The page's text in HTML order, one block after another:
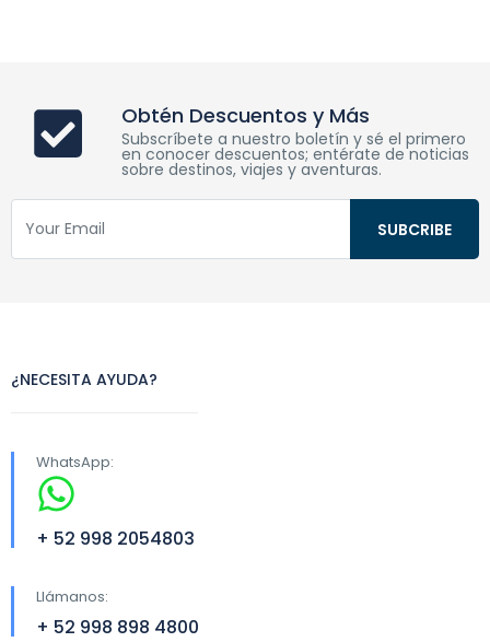
Obtén Descuentos y Más
Subscríbete a nuestro boletín y sé el primero
en conocer descuentos; entérate de noticias
sobre destinos, viajes y aventuras.
¿NECESITA AYUDA?
WhatsApp:
+ 52 998 2054803
Llámanos:
+ 52 998 898 4800